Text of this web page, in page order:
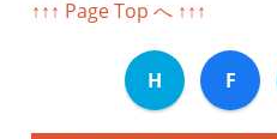
↑↑↑ Page Top へ ↑↑↑
H F